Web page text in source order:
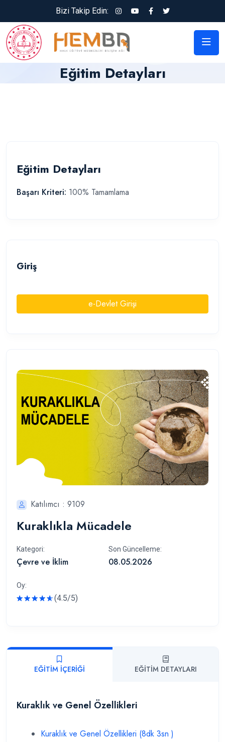
Bizi Takip Edin:
Eğitim Detayları
Katılımcı : 9109
Kuraklıkla Mücadele
Kategori:
Çevre ve İklim
Son Güncelleme:
08.05.2026
Oy:
(4.5/5)
EĞITIM İÇERIĞI EĞITIM DETAYLARI
Kuraklık ve Genel Özellikleri
Kuraklık ve Genel Özellikleri (8dk 3sn )
Eğitim Detayları
Başarı Kriteri: 100% Tamamlama
Giriş
e-Devlet Girişi